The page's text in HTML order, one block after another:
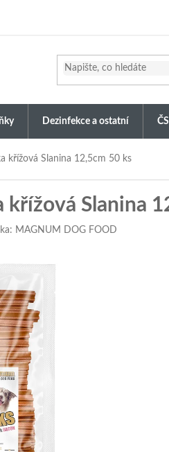
Dezinfekce a ostatní
křížová Slanina 12,5cm 50 ks
Slanina
MAGNUM DOG FOOD